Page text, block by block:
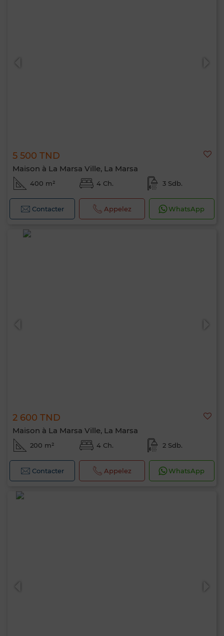
5 500 TND
Maison à La Marsa Ville, La Marsa
400 m² 4 Ch. 3 Sdb.
Contacter Appelez WhatsApp
2 600 TND
Maison à La Marsa Ville, La Marsa
200 m² 4 Ch. 2 Sdb.
Contacter Appelez WhatsApp